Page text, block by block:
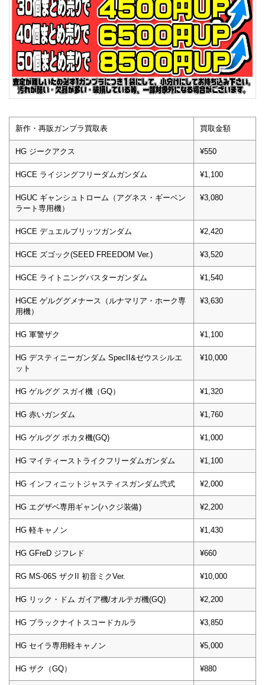
新作・再販ガンプラ買取表 買取金額
HG ジークアクス ¥550
HGCE ライジングフリーダムガンダム ¥1,100
HGUC ギャンシュトローム（アグネス・ギーベン
ラート専用機）
¥3,080
HGCE デュエルブリッツガンダム ¥2,420
HGCE ズゴック(SEED FREEDOM Ver.) ¥3,520
HGCE ライトニングバスターガンダム ¥1,540
HGCE ゲルググメナース（ルナマリア・ホーク専
用機）
¥3,630
HG 軍警ザク ¥1,100
HG デスティニーガンダム SpecII&ゼウスシルエ
ット
¥10,000
HG ゲルググ スガイ機（GQ） ¥1,320
HG 赤いガンダム ¥1,760
HG ゲルググ ボカタ機(GQ) ¥1,000
HG マイティーストライクフリーダムガンダム ¥1,100
HG インフィニットジャスティスガンダム弐式 ¥2,000
HG エグザベ専用ギャン(ハクジ装備) ¥2,200
HG 軽キャノン ¥1,430
HG GFreD ジフレド ¥660
RG MS-06S ザクII 初音ミクVer. ¥10,000
HG リック・ドム ガイア機/オルテガ機(GQ) ¥2,200
HG ブラックナイトスコードカルラ ¥3,850
HG セイラ専用軽キャノン ¥5,000
HG ザク（GQ） ¥880